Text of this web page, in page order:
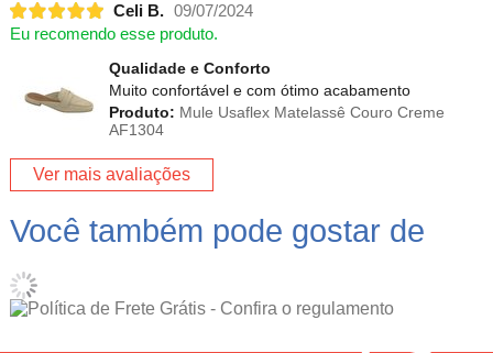
Celi B. 09/07/2024
Eu recomendo esse produto.
Qualidade e Conforto
Muito confortável e com ótimo acabamento
Produto: Mule Usaflex Matelassê Couro Creme
AF1304
Ver mais avaliações
Você também pode gostar de